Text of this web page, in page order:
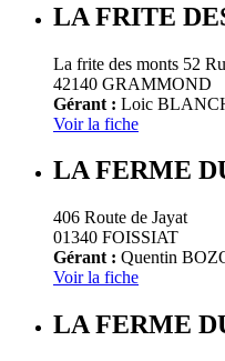
LA FRITE
La frite des monts 52
42140 GRAMMOND
Gérant : Loic
Voir la fiche
LA FERME
406 Route de Jayat
01340 FOISSIAT
Gérant : Quentin
Voir la fiche
LA FERME